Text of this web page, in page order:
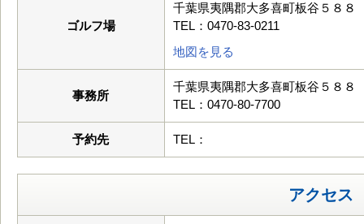
ゴルフ場
千葉県夷隅郡大多喜町板谷５８８
TEL：0470-83-0211
地図を見る
事務所
千葉県夷隅郡大多喜町板谷５８８
TEL：0470-80-7700
予約先 TEL：
アクセス